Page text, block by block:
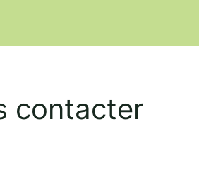
contacter